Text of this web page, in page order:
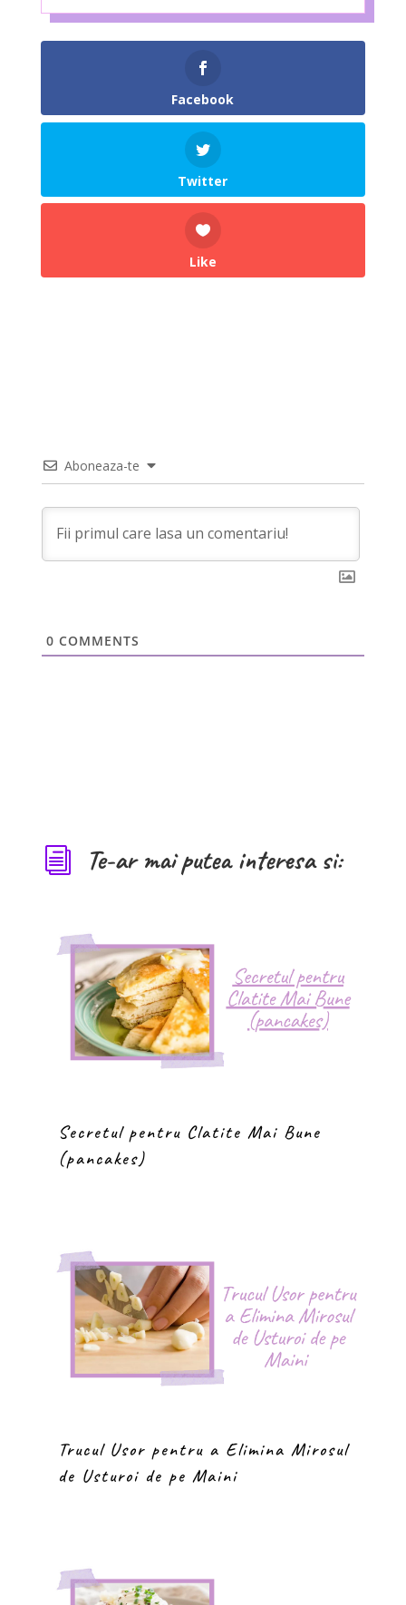
Facebook
Twitter
Like
Aboneaza-te
0 COMMENTS
i Te-ar mai putea interesa si:
Secretul pentru Clatite Mai Bune
(pancakes)
Trucul Usor pentru a Elimina Mirosul
de Usturoi de pe Maini